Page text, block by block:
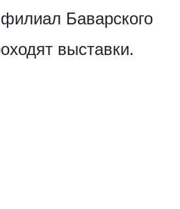
Баварского
выставки.